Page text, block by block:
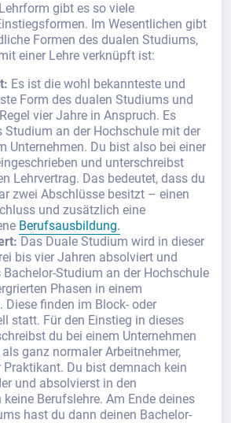
gibt es so viele
Im Wesentlichen gibt
Formen des dualen Studiums,
einer Lehre verknüpft ist:
Es ist die wohl bekannteste und
Form des dualen Studiums und
vier Jahre in Anspruch. Es
Studium an der Hochschule mit der
Unternehmen. Du bist also bei einer
und unterschreibst
Lehrvertrag. Das bedeutet, dass du
zwei Abschlüsse besitzt – einen
und zusätzlich eine
Berufsausbildung.
Das Duale Studium wird in dieser
bis vier Jahren absolviert und
Studium an der Hochschule
Phasen in einem
Diese finden im Block- oder
statt. Für den Einstieg in dieses
du bei einem Unternehmen
ganz normaler Arbeitnehmer,
Praktikant. Du bist demnach kein
und absolvierst in den
Berufslehre. Am Ende deines
hast du dann deinen Bachelor-